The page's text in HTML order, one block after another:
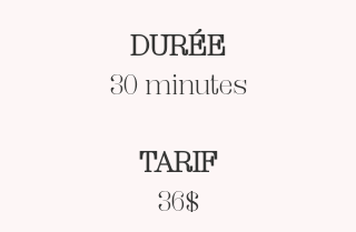
DURÉE
30 minutes
TARIF
36$